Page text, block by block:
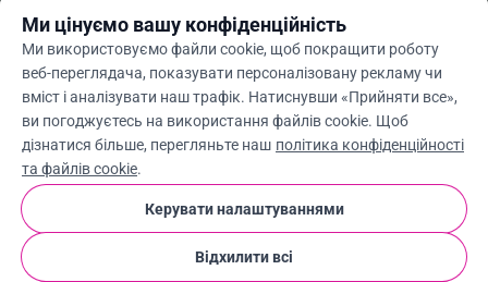
Ukarrow_drop_down
★★★★★4,9 / 5 на основі 500+ відгуків
WhyDonate
Конфіденційність і файли cookie
Умови та положення
Ми цінуємо вашу конфіденційність
Ми використовуємо файли cookie, щоб покращити роботу
веб-переглядача, показувати персоналізовану рекламу чи
вміст і аналізувати наш трафік. Натиснувши «Прийняти все»,
ви погоджуєтесь на використання файлів cookie. Щоб
дізнатися більше, перегляньте наш політика конфіденційності
та файлів cookie.
Керувати налаштуваннями
Відхилити всі